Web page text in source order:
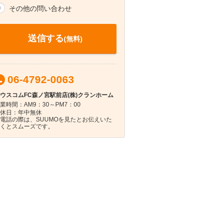
その他の問い合わせ
送信する(無料)
06-4792-0063
スコムFC森ノ宮駅前店(株)クランホーム
時間：AM9：30～PM7：00
日：年中無休
話の際は、SUUMOを見たとお伝えいた
とスムーズです。